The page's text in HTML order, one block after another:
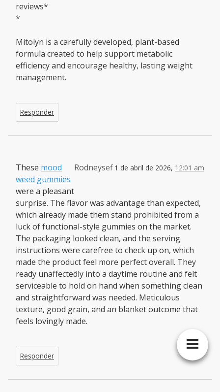
reviews*
*
Mitolyn is a carefully developed, plant-based
formula created to help support metabolic
efficiency and encourage healthy, lasting weight
management.
Responder
Rodneysef 1 de abril de 2026, 12:01 am
These mood
weed gummies
were a pleasant
surprise. The flavor was advantage than expected,
which already made them stand prohibited from a
luck of functional-style gummies on the market.
The packaging looked clean, and the serving
instructions were carefree to check up on, which
made the product feel more perfect overall. They
ready unaffectedly into a daytime routine and felt
serviceable to hold on hand when something clean
and straightforward was needed. Meticulous
texture, good grain, and an blanket outcome that
feels lovingly made.
Responder